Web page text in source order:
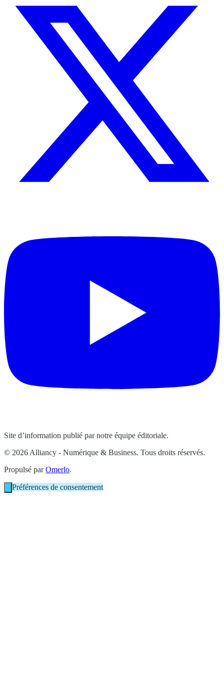
Site d’information publié par notre équipe éditoriale.
© 2026 Alliancy - Numérique & Business. Tous droits réservés.
Propulsé parOmerlo.
Préférences de consentement